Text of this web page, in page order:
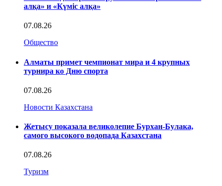
алқа» и «Күміс алқа»
07.08.26
Общество
Алматы примет чемпионат мира и 4 крупных
турнира ко Дню спорта
07.08.26
Новости Казахстана
Жетысу показала великолепие Бурхан-Булака,
самого высокого водопада Казахстана
07.08.26
Туризм